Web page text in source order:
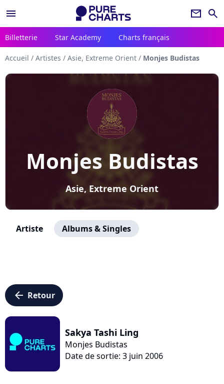
menu newsletter search
Billetterie Star Academy Charts français
Accueil / Artistes / Asie, Extreme Orient / Monjes Budistas
Monjes Budistas
Asie, Extreme Orient
Artiste Albums & Singles
arrow_left Retour
Sakya Tashi Ling
Monjes Budistas
Date de sortie: 3 juin 2006